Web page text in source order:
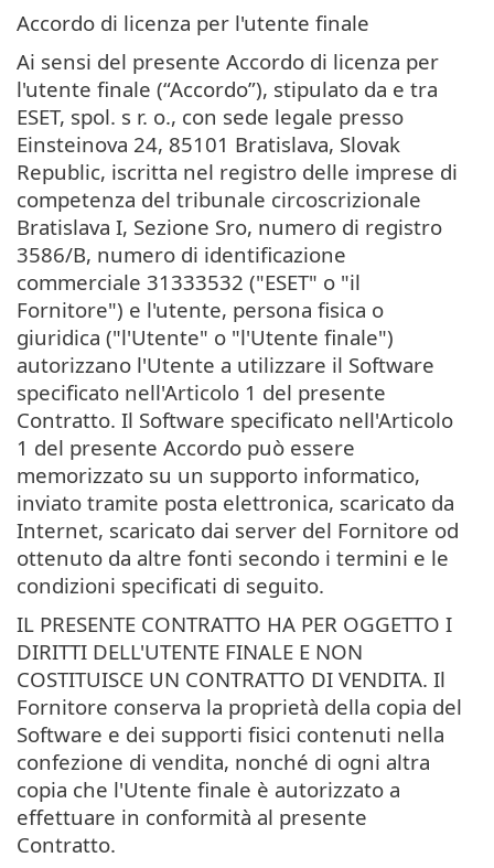
Accordo di licenza per l'utente finale
Ai sensi del presente Accordo di licenza per
l'utente finale (“Accordo”), stipulato da e tra
ESET, spol. s r. o., con sede legale presso
Einsteinova 24, 85101 Bratislava, Slovak
Republic, iscritta nel registro delle imprese di
competenza del tribunale circoscrizionale
Bratislava I, Sezione Sro, numero di registro
3586/B, numero di identificazione
commerciale 31333532 ("ESET" o "il
Fornitore") e l'utente, persona fisica o
giuridica ("l'Utente" o "l'Utente finale")
autorizzano l'Utente a utilizzare il Software
specificato nell'Articolo 1 del presente
Contratto. Il Software specificato nell'Articolo
1 del presente Accordo può essere
memorizzato su un supporto informatico,
inviato tramite posta elettronica, scaricato da
Internet, scaricato dai server del Fornitore od
ottenuto da altre fonti secondo i termini e le
condizioni specificati di seguito.
IL PRESENTE CONTRATTO HA PER OGGETTO I
DIRITTI DELL'UTENTE FINALE E NON
COSTITUISCE UN CONTRATTO DI VENDITA. Il
Fornitore conserva la proprietà della copia del
Software e dei supporti fisici contenuti nella
confezione di vendita, nonché di ogni altra
copia che l'Utente finale è autorizzato a
effettuare in conformità al presente
Contratto.